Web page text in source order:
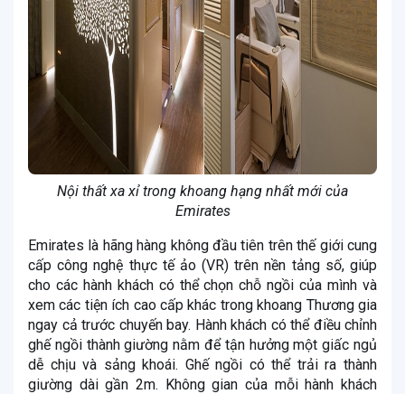
Nội thất xa xỉ trong khoang hạng nhất mới của
Emirates
Emirates là hãng hàng không đầu tiên trên thế giới cung
cấp công nghệ thực tế ảo (VR) trên nền tảng số, giúp
cho các hành khách có thể chọn chỗ ngồi của mình và
xem các tiện ích cao cấp khác trong khoang Thương gia
ngay cả trước chuyến bay. Hành khách có thể điều chỉnh
ghế ngồi thành giường nằm để tận hưởng một giấc ngủ
dễ chịu và sảng khoái. Ghế ngồi có thể trải ra thành
giường dài gần 2m. Không gian của mỗi hành khách